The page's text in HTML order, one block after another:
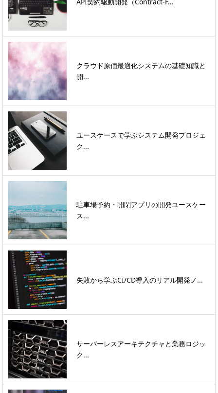
クラウド原価最適化システムの基礎知識と
開...
ユースケースで学ぶシステム開発プロジェ
ク...
駐車場予約・開閉アプリの開発ユースケー
ス...
失敗から学ぶCI/CD導入のリアル開発ノ...
サーバーレスアーキテクチャと業務ロジッ
ク...